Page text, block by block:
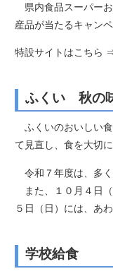
県内食品スーパー
産品が当たるキャンペ
特設サイトはこちら
ふくい 秋の
ふくいのおいしい
て見直し、食を大切
令和７年度は、多
また、１０月４日
５日（日）には、あ
学校給食